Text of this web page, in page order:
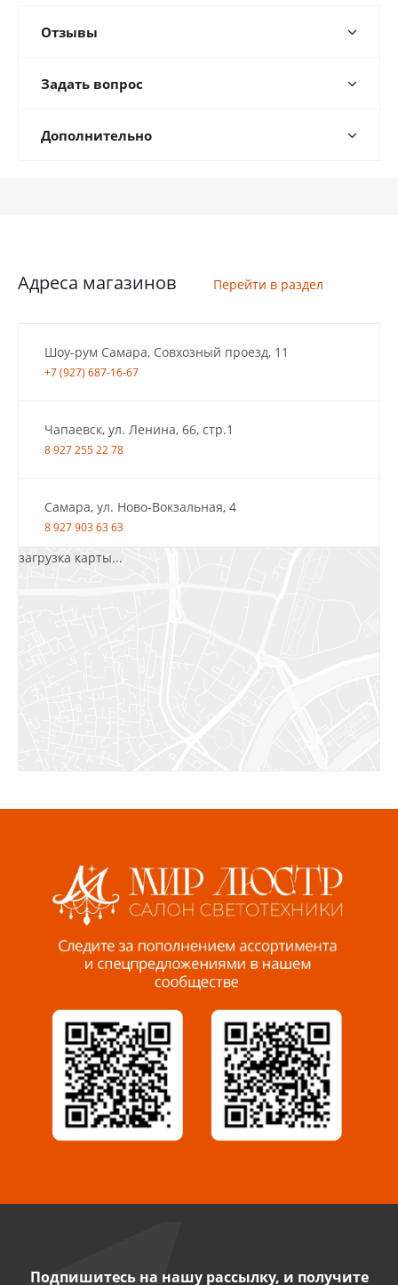
Отзывы
Задать вопрос
Дополнительно
Адреса магазинов Перейти в раздел
Шоу-рум Самара, Совхозный проезд, 11
+7 (927) 687-16-67
Чапаевск, ул. Ленина, 66, стр.1
8 927 255 22 78
Самара, ул. Ново-Вокзальная, 4
8 927 903 63 63
Пенза, ул. Пролетарская, 61 ТЦ "Стройбери"
Миасс, ул. Романенко, 95
8 922 500 30 39
Сызрань, ул. Декабристов, 1А
8 927 009 54 63
Саратов, ул. Танкистов, 37 (БЦ «Дикомп»)
загрузка карты...
Подпишитесь на нашу рассылку, и получите